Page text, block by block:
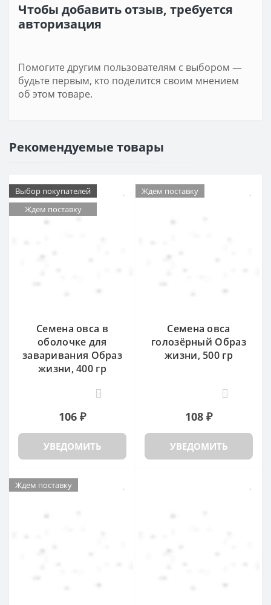
Чтобы добавить отзыв, требуется
авторизация
Помогите другим пользователям с выбором —
будьте первым, кто поделится своим мнением
об этом товаре.
Рекомендуемые товары
Выбор покупателей
Ждем поставку
Семена овса в
оболочке для
заваривания Образ
жизни, 400 гр
106 ₽
УВЕДОМИТЬ
Ждем поставку
Семена овса
голозёрный Образ
жизни, 500 гр
26
108 ₽
УВЕДОМИТЬ
Ждем поставку